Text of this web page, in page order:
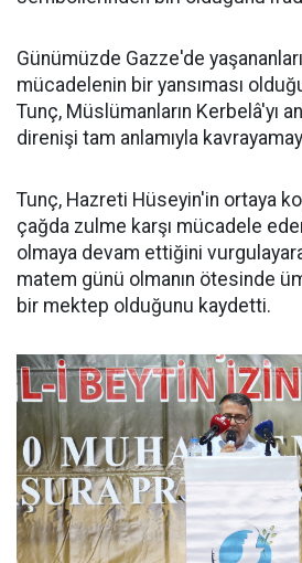
Günümüzde Gazze'de
mücadelenin bir yansıması
Tunç, Müslümanların Kerbelâ'yı
direnişi tam anlamıyla
Tunç, Hazreti Hüseyin'in ortaya
çağda zulme karşı mücadele
olmaya devam ettiğini
matem günü olmanın ötesinde
bir mektep olduğunu kaydetti.